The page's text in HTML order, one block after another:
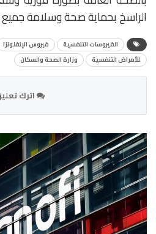
الراسخ بحماية صحة وسلامة جميع
الفيروسات التنفسية فيروس الإنفلونزا
للأمراض التنفسية
وزارة الصحة والسكان
اترك